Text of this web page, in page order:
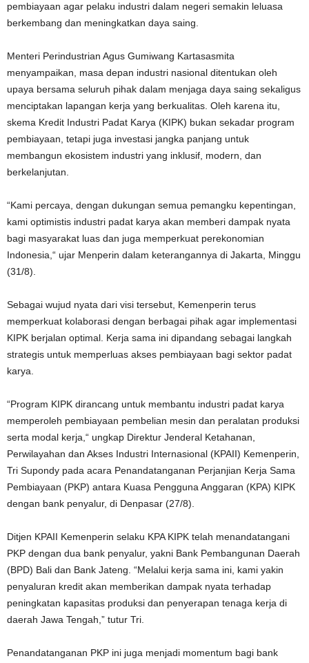
pembiayaan agar pelaku industri dalam negeri semakin leluasa
berkembang dan meningkatkan daya saing.
Menteri Perindustrian Agus Gumiwang Kartasasmita
menyampaikan, masa depan industri nasional ditentukan oleh
upaya bersama seluruh pihak dalam menjaga daya saing sekaligus
menciptakan lapangan kerja yang berkualitas. Oleh karena itu,
skema Kredit Industri Padat Karya (KIPK) bukan sekadar program
pembiayaan, tetapi juga investasi jangka panjang untuk
membangun ekosistem industri yang inklusif, modern, dan
berkelanjutan.
“Kami percaya, dengan dukungan semua pemangku kepentingan,
kami optimistis industri padat karya akan memberi dampak nyata
bagi masyarakat luas dan juga memperkuat perekonomian
Indonesia,“ ujar Menperin dalam keterangannya di Jakarta, Minggu
(31/8).
Sebagai wujud nyata dari visi tersebut, Kemenperin terus
memperkuat kolaborasi dengan berbagai pihak agar implementasi
KIPK berjalan optimal. Kerja sama ini dipandang sebagai langkah
strategis untuk memperluas akses pembiayaan bagi sektor padat
karya.
“Program KIPK dirancang untuk membantu industri padat karya
memperoleh pembiayaan pembelian mesin dan peralatan produksi
serta modal kerja,“ ungkap Direktur Jenderal Ketahanan,
Perwilayahan dan Akses Industri Internasional (KPAII) Kemenperin,
Tri Supondy pada acara Penandatanganan Perjanjian Kerja Sama
Pembiayaan (PKP) antara Kuasa Pengguna Anggaran (KPA) KIPK
dengan bank penyalur, di Denpasar (27/8).
Ditjen KPAII Kemenperin selaku KPA KIPK telah menandatangani
PKP dengan dua bank penyalur, yakni Bank Pembangunan Daerah
(BPD) Bali dan Bank Jateng. “Melalui kerja sama ini, kami yakin
penyaluran kredit akan memberikan dampak nyata terhadap
peningkatan kapasitas produksi dan penyerapan tenaga kerja di
daerah Jawa Tengah,” tutur Tri.
Penandatanganan PKP ini juga menjadi momentum bagi bank